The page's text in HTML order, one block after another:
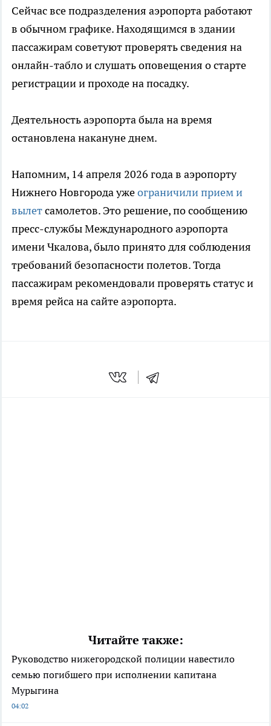
Сейчас все подразделения аэропорта работают
в обычном графике. Находящимся в здании
пассажирам советуют проверять сведения на
онлайн-табло и слушать оповещения о старте
регистрации и проходе на посадку.
Деятельность аэропорта была на время
остановлена накануне днем.
Напомним, 14 апреля 2026 года в аэропорту
Нижнего Новгорода ужеограничили прием и
вылетсамолетов. Это решение, по сообщению
пресс-службы Международного аэропорта
имени Чкалова, было принято для соблюдения
требований безопасности полетов. Тогда
пассажирам рекомендовали проверять статус и
время рейса на сайте аэропорта.
Читайте также:
Руководство нижегородской полиции навестило
семью погибшего при исполнении капитана
Мурыгина
04:02